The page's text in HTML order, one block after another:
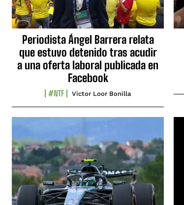
Periodista Ángel Barrera relata
que estuvo detenido tras acudir
a una oferta laboral publicada en
Facebook
#NTF Víctor Loor Bonilla